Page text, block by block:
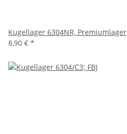
Kugellager 6304NR, Premiumlager
8,90 € *